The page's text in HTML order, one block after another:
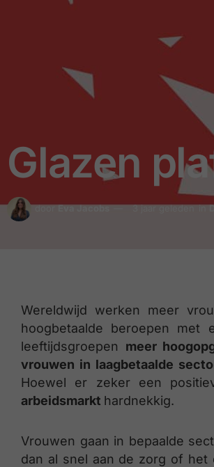
Glazen
doorEva Jacobs 3 jaar geleden in
Wereldwijd werken meer
hoogbetaalde beroepen
leeftijdsgroepen meer
vrouwen in laagbetaalde
Hoewel er zeker een
arbeidsmarkt hardnekkig.
Vrouwen gaan in bepaalde
dan al snel aan de zorg of het